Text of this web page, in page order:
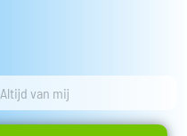
Altijd van mij